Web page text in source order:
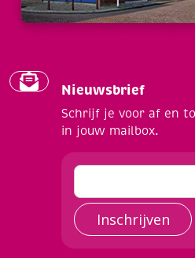
Nieuwsbrief
Schrijf je voor af en
in jouw mailbox.
Inschrijven